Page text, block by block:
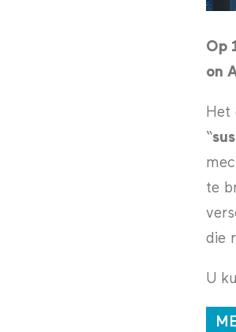
Op
on
Het
“
te
die
U